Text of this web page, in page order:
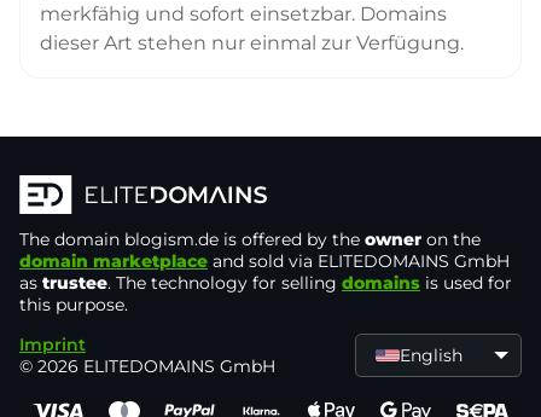
merkfähig und sofort einsetzbar. Domains
dieser Art stehen nur einmal zur Verfügung.
The domain blogism.de is offered by the owner on the
domain marketplace and sold via ELITEDOMAINS GmbH
as trustee. The technology for selling domains is used for
this purpose.
Imprint
© 2026 ELITEDOMAINS GmbH
English